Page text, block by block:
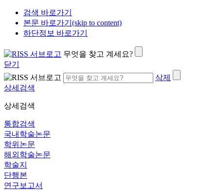
검색 바로가기
본문 바로가기(skip to content)
하단정보 바로가기
무엇을 찾고 계세요?
닫기
삭제
상세검색
상세검색
통합검색
국내학술논문
학위논문
해외학술논문
학술지
단행본
연구보고서